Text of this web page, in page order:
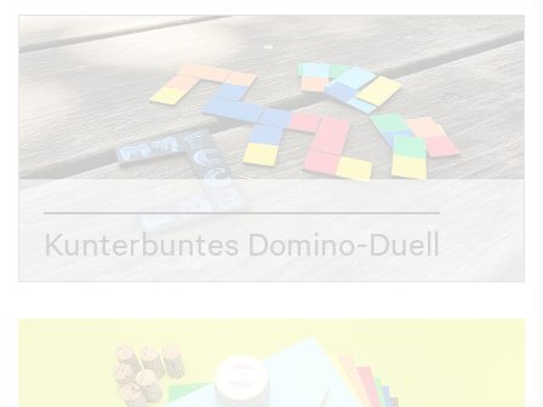
Kunterbuntes Domino-Duell